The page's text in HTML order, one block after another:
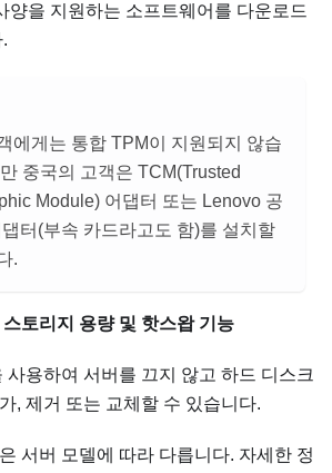
양을 지원하는 소프트웨어를 다운로드
에게는 통합 TPM이 지원되지 않습
중국의 고객은 TCM(Trusted
Module) 어댑터 또는 Lenovo 공
터(부속 카드라고도 함)를 설치할
.
토리지 용량 및 핫스왑 기능
사용하여 서버를 끄지 않고 하드 디스크
, 제거 또는 교체할 수 있습니다.
서버 모델에 따라 다릅니다. 자세한 정